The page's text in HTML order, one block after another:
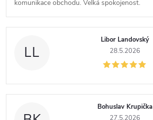
komunikace obchodu. Velká spokojenost.
LL
Libor Landovský
28.5.2026
Bohuslav Krupička
27.5.2026